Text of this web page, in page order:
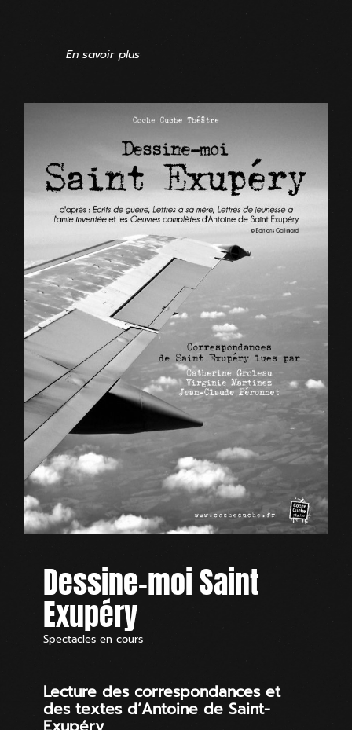
En savoir plus
Dessine-moi Saint
Exupéry
Spectacles en cours
Lecture des correspondances et
des textes d’Antoine de Saint-